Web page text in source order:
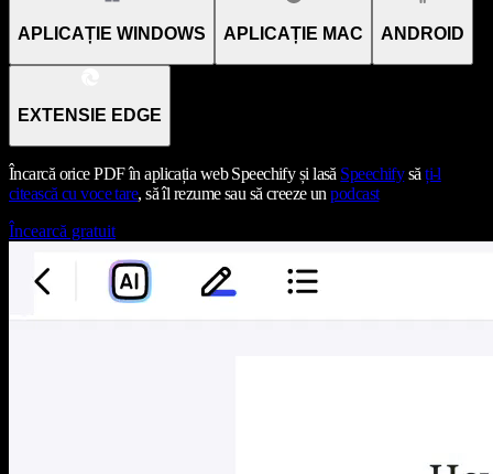
APLICAȚIE WINDOWS APLICAȚIE MAC ANDROID
EXTENSIE EDGE
Încarcă orice PDF în aplicația web Speechify și lasă Speechifysăți-l
citească cu voce tare, să îl rezume sau să creeze unpodcast
Încearcă gratuit